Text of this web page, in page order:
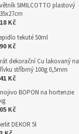
SIMILCOTTO plastový
Kč
tekuté 50ml
Kč
dekorační Cu lakovaný na
stříbrný 100g 0,5mm
Kč
BOPON na hortenzie
Kč
DEKOR 5l